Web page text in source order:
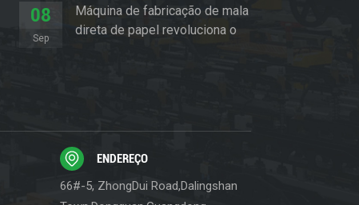
08
Sep
Máquina de fabricação de mala
direta de papel revoluciona o
ENDEREÇO
66#-5, ZhongDui Road,Dalingshan